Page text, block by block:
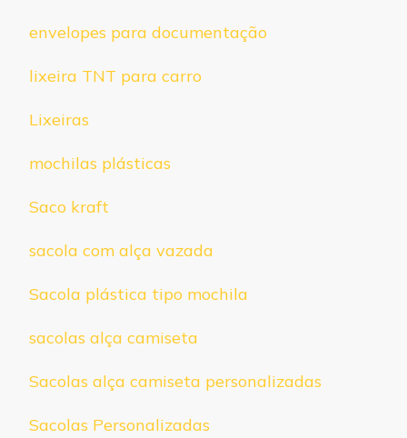
envelopes para documentação
lixeira TNT para carro
Lixeiras
mochilas plásticas
Saco kraft
sacola com alça vazada
Sacola plástica tipo mochila
sacolas alça camiseta
Sacolas alça camiseta personalizadas
Sacolas Personalizadas